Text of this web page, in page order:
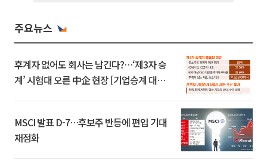
주요뉴스
후계자 없어도 회사는 남긴다?…‘제3자 승
계’ 시험대 오른 中企 현장 [기업승계 대전
MSCI 발표 D-7…후보주 반등에 편입 기대
재점화